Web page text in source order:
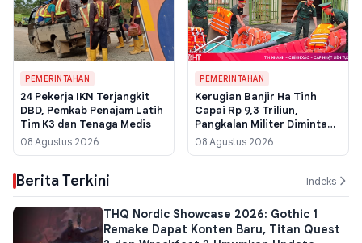
PEMERINTAHAN
24 Pekerja IKN Terjangkit
DBD, Pemkab Penajam Latih
Tim K3 dan Tenaga Medis
08 Agustus 2026
PEMERINTAHAN
Kerugian Banjir Ha Tinh
Capai Rp 9,3 Triliun,
Pangkalan Militer Diminta
Siaga "4 di Tempat"
08 Agustus 2026
Berita Terkini Indeks
THQ Nordic Showcase 2026: Gothic 1
Remake Dapat Konten Baru, Titan Quest